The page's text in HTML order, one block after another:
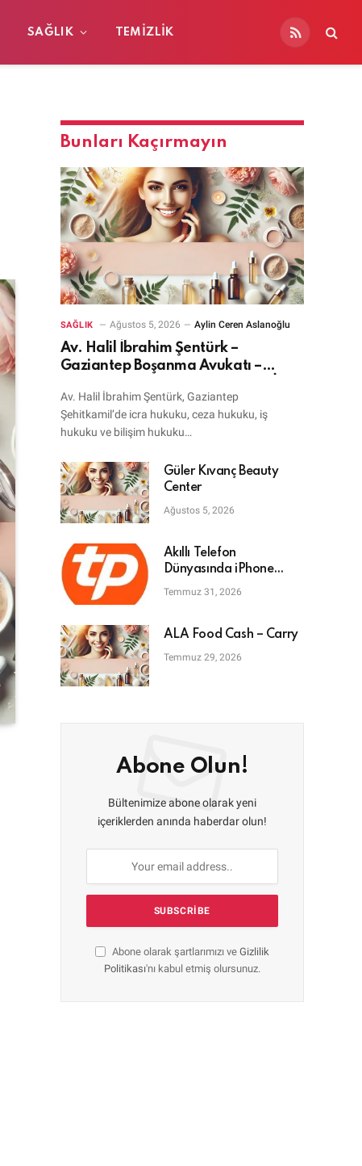
SAĞLIK TEMIZLIK
RSS
Bunları Kaçırmayın
SAĞLIK Ağustos 5, 2026 Aylin Ceren Aslanoğlu
Av. Halil İbrahim Şentürk –
Gaziantep Boşanma Avukatı –
Avukatı
Av. Halil İbrahim Şentürk, Gaziantep
Şehitkamil’de icra hukuku, ceza hukuku, iş
hukuku ve bilişim hukuku…
Güler Kıvanç Beauty
Center
Ağustos 5, 2026
Akıllı Telefon
Dünyasında iPhone
Tamiri: En Doğru Adres
Temmuz 31, 2026
ALA Food Cash – Carry
Temmuz 29, 2026
Abone Olun!
Bültenimize abone olarak yeni
içeriklerden anında haberdar olun!
Abone olarak şartlarımızı ve Gizlilik
Politikası'nı kabul etmiş olursunuz.